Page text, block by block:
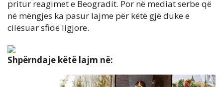
pritur reagimet e Beogradit. Por në mediat serbe që
në mëngjes ka pasur lajme për këtë gjë duke e
cilësuar sfidë ligjore.
Shpërndaje këtë lajm në: